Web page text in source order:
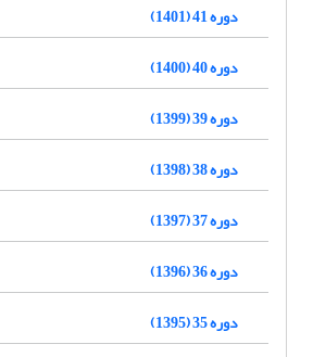
دوره 41 (1401)
دوره 40 (1400)
دوره 39 (1399)
دوره 38 (1398)
دوره 37 (1397)
دوره 36 (1396)
دوره 35 (1395)